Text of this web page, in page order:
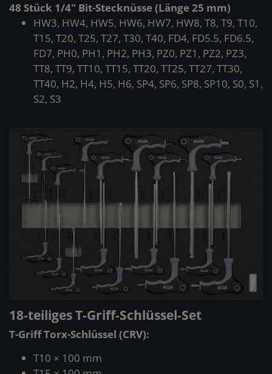
48 Stück 1/4" Bit-Stecknüsse (Länge 25 mm)
HW3, HW4, HW5, HW6, HW7, HW8, T8, T9, T10,
T15, T20, T25, T27, T30, T40, FD4, FD5.5, FD6.5,
FD7, PH0, PH1, PH2, PH3, PZ0, PZ1, PZ2, PZ3,
TT8, TT9, TT10, TT15, TT20, TT25, TT27, TT30,
TT40, H2, H4, H5, H6, SP4, SP6, SP8, SP10, S0, S1,
S2, S3
18-teiliges T-Griff-Schlüssel-Set
T-Griff Torx-Schlüssel (CRV):
T10 × 100 mm